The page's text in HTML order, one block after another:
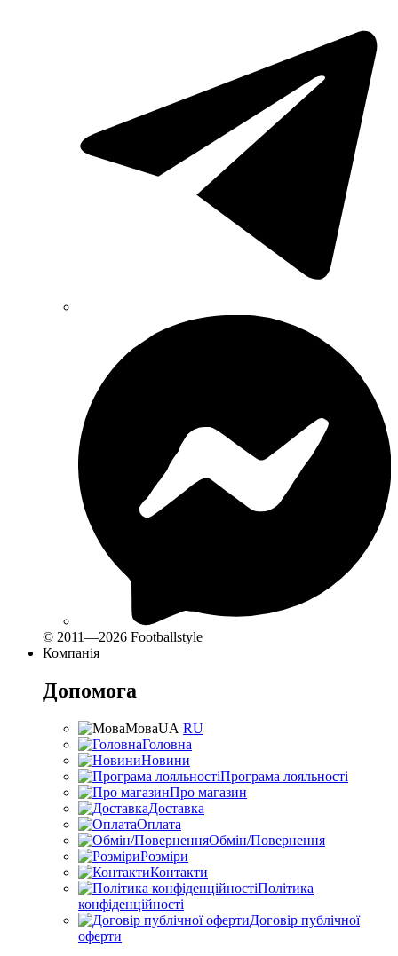
© 2011—2026 Footballstyle
Компанія
Допомога
МоваUA RU
Головна
Новини
Програма лояльності
Про магазин
Доставка
Оплата
Обмін/Повернення
Розміри
Контакти
Політика
конфіденційності
Договір публічної
оферти